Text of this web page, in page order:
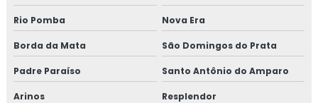
Rio Pomba Nova Era
Borda da Mata São Domingos do Prata
Padre Paraíso Santo Antônio do Amparo
Arinos Resplendor